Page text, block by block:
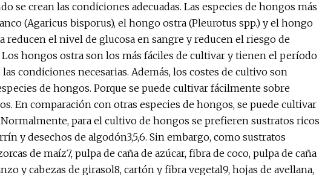
se crean las condiciones adecuadas. Las especies de hongos más
(Agaricus bisporus), el hongo ostra (Pleurotus spp.) y el hongo
el nivel de glucosa en sangre y reducen el riesgo de
hongos ostra son los más fáciles de cultivar y tienen el período
condiciones necesarias. Además, los costes de cultivo son
de hongos. Porque se puede cultivar fácilmente sobre
En comparación con otras especies de hongos, se puede cultivar
para el cultivo de hongos se prefieren sustratos ricos
y desechos de algodón3,5,6. Sin embargo, como sustratos
de maíz7, pulpa de caña de azúcar, fibra de coco, pulpa de caña
y cabezas de girasol8, cartón y fibra vegetal9, hojas de avellana,